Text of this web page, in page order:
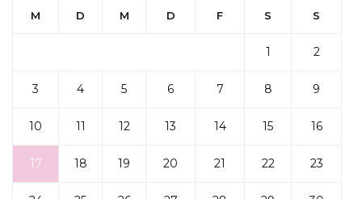
M D M D F S S
1 2
3 4 5 6 7 8 9
10 11 12 13 14 15 16
17 18 19 20 21 22 23